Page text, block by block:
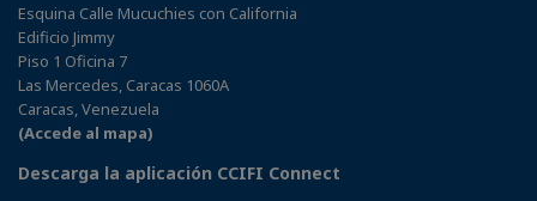
Esquina Calle Mucuchies con California
Edificio Jimmy
Piso 1 Oficina 7
Las Mercedes, Caracas 1060A
Caracas, Venezuela
(Accede al mapa)
Descarga la aplicación CCIFI Connect